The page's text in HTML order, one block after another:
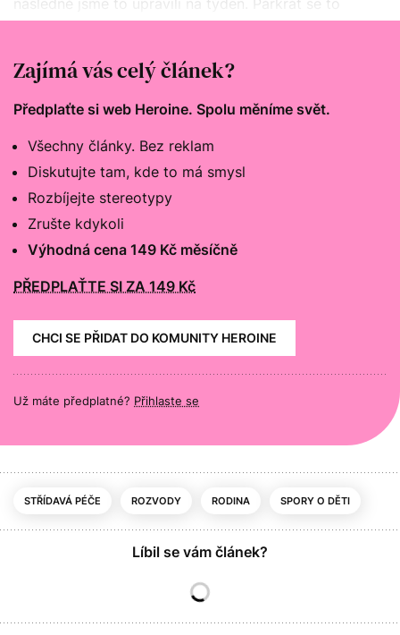
měnilo na čtrnáct dní, ale to syn sám uznal, že je na
Zajímá vás celý článek?
Předplaťte si web Heroine. Spolu měníme svět.
Všechny články. Bez reklam
Diskutujte tam, kde to má smysl
Rozbíjejte stereotypy
Zrušte kdykoli
Výhodná cena 149 Kč měsíčně
PŘEDPLAŤTE SI ZA 149 Kč
CHCI SE PŘIDAT DO KOMUNITY HEROINE
Už máte předplatné? Přihlaste se
STŘÍDAVÁ PÉČE ROZVODY RODINA SPORY O DĚTI
Líbil se vám článek?